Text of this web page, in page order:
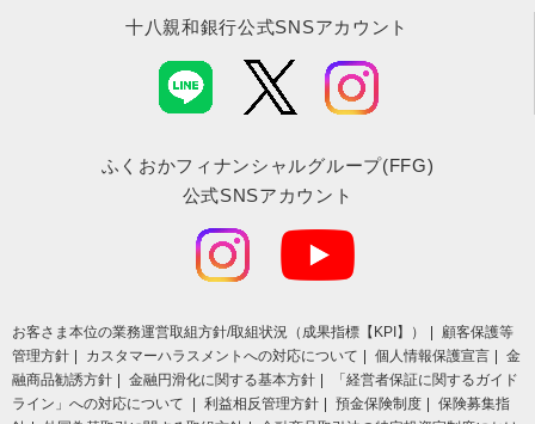
十八親和銀行公式SNSアカウント
ふくおかフィナンシャルグループ(FFG)
公式SNSアカウント
お客さま本位の業務運営取組⽅針/取組状況（成果指標【KPI】）
顧客保護等
管理方針
カスタマーハラスメントへの対応について 個人情報保護宣言
金
融商品勧誘方針
金融円滑化に関する基本方針
「経営者保証に関するガイド
ライン」への対応について
利益相反管理方針 預金保険制度
保険募集指